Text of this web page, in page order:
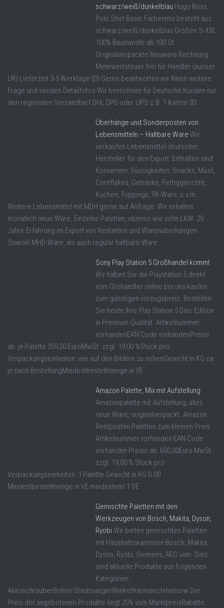
schwarz/weiß/dunkelblau Hugo Boss
Polo Shirt Basic Farbenmix besteht aus
schwarz/weiß/dunkelblau Größen S-XXL
100% Baumwolle ab 100 St
Originalverpackte Neuware Rechnung
Mehrwertsteuer frei für Händler (ausser
UK) Lieferzeit 3-5 Werktage (D) Gerne beantworten wir Ihnen weitere
Frage und senden Detailfotos Wir berechnen für Deutsche Kunden nur
den regionalen Versandtarif DHL DPD oder UPS z.B. 1 Karton 30 ...
Überhänge und Sonderposten von
Lebensmitteln – Haltbare Ware Wir
verkaufen Lebensmittel deutscher
Hersteller für den Export: Enthalten sind
Konserven, Süssigkeiten, Snacks, Müsli,
Cornflakes, Getränke, Fertiggerichte,
Kuchen, Toppings, TK-Ware, u.v.m.
Weitere Lebensmittel mit MDH gerne auf Anfrage. Wir erhalten
monatlich neue Ware. Einzelne Paletten, ebenso wie volle LKW. 29
Jahre Erfahrung im Export von Restanten und Warenüberhängen.
Sowohl MHD-Ware, als auch regulär haltbare Ware ...
Sony Play Station 5 Großhandel kommt
Wir haben Sie die Playstation 5 direkt
vom Grohändler online bei uns kaufen
zum günstigen vorzugspreis. Bestellen
Sie heute Ihre Play Station 5 Disc Edition
in Premium-Qualität. Artikelnummer:
vorhandenEAN Code vorhandenPreise
ab: je Palette 359,00 EuroMwSt. zzgl. 19,00 %Stück pro
Verpackungseinheiten: wie auf den Bildern zu sehenGewicht in KG ca.
je nach BestellungMindestbestellmenge in VE ...
Amazon Palette, Mix mit Aufstellung
Amazonpalette mit Aufstellung, alles
neue Ware, originalverpackt. Amazon
Restposten Paletten zum kleinen Preis
Artikelnummer vorhanden EAN Code
vorhanden Preise ab: 600,00Euro MwSt.
zzgl. 19,00 % Stück pro
Verpackungseinheiten: 1 Palette Gewicht in KG 0.00
Mindestbestellmenge in VE mindestens 1 VE
Gemischte Paletten mit den
Werkzeugen von Bosch, Makita, Dyson,
Ryobi Wir bieten gemischten Paletten
mit Haushaltswarenvon Bosch, Makita,
Dyson, Ryobi, Siemens, AEG uvm. Dies
sind aktuelle Produkte aus folgenden
Kategorien:
AkkuschrauberBohrerStaubsaugerWinkelfräsmaschinenusw Der
Preis der angebotenen Produkte liegt 20% vom MarktpreisRabatte